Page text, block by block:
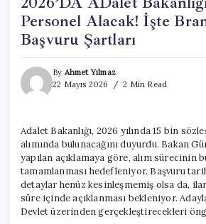
Personel Alacak! İşte
Başvuru Şartları
By Ahmet Yılmaz
22 Mayıs 2026
2 Min Read
Adalet Bakanlığı, 2026 yılında 15 bin
alımında bulunacağını duyurdu. Bakan
yapılan açıklamaya göre, alım sürecinin
tamamlanması hedefleniyor. Başvuru
detaylar henüz kesinleşmemiş olsa da,
süre içinde açıklanması bekleniyor.
Devlet üzerinden gerçekleştirecekleri